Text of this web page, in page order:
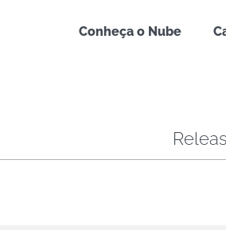
Conheça o Nube